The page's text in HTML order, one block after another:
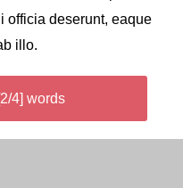
officia deserunt, eaque
illo.
4] words